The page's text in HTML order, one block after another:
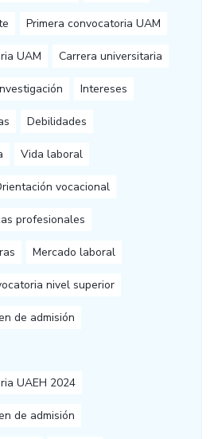
Primera convocatoria UAM
UAM Carrera universitaria
Intereses
Debilidades
Vida laboral
vocacional
profesionales
Mercado laboral
nivel superior
de admisión
UAEH 2024
de admisión